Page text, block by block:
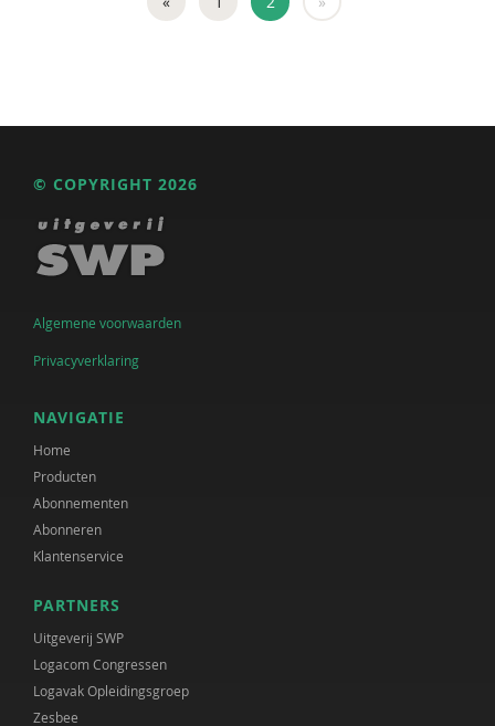
© COPYRIGHT 2026
Algemene voorwaarden
Privacyverklaring
NAVIGATIE
Home
Producten
Abonnementen
Abonneren
Klantenservice
PARTNERS
Uitgeverij SWP
Logacom Congressen
Logavak Opleidingsgroep
Zesbee